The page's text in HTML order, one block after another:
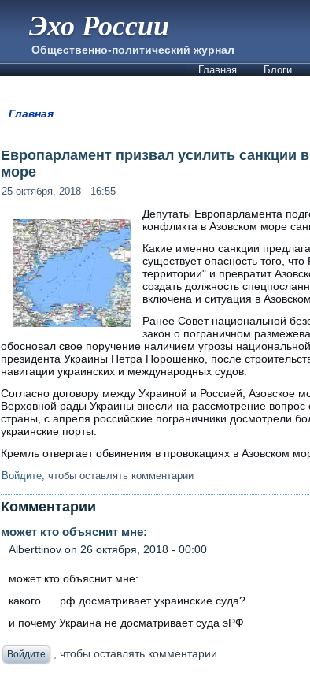
Эхо России
Общественно-политический журнал
Главная Блоги
Главная
Европарламент призвал усилить санкции
море
25 октября, 2018 - 16:55
Депутаты Европарламента
конфликта в Азовском море
Какие именно санкции
существует опасность того,
территории" и превратит
создать должность
включена и ситуация в
Ранее Совет национальной
закон о пограничном
обосновал свое поручение наличием угрозы
президента Украины Петра Порошенко, после
навигации украинских и международных судов.
Согласно договору между Украиной и Россией, Азовское
Верховной рады Украины внесли на рассмотрение
страны, с апреля российские пограничники досмотрели
украинские порты.
Кремль отвергает обвинения в провокациях в Азовском
Войдите , чтобы оставлять комментарии
Комментарии
может кто объяснит мне:
Аlberttinov on 26 октября, 2018 - 00:00
может кто объяснит мне:
какого .... рф досматривает украинские суда?
и почему Украина не досматривает суда эРФ
Войдите , чтобы оставлять комментарии